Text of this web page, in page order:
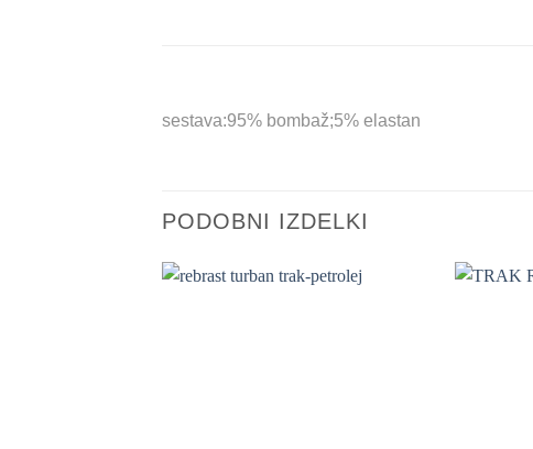
sestava:95% bombaž;5% elastan
PODOBNI IZDELKI